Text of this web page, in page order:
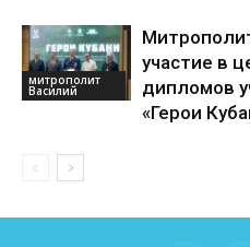
митрополит
Василий
участие в
дипломов
«Герои